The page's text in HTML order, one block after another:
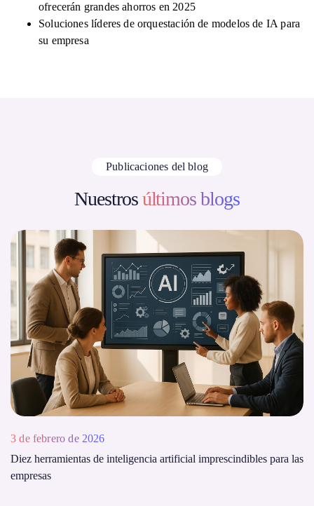
ofrecerán grandes ahorros en 2025
Soluciones líderes de orquestación de modelos de IA para
su empresa
Publicaciones del blog
Nuestrosúltimos blogs
3 de febrero de 2026
Diez herramientas de inteligencia artificial imprescindibles para las
empresas